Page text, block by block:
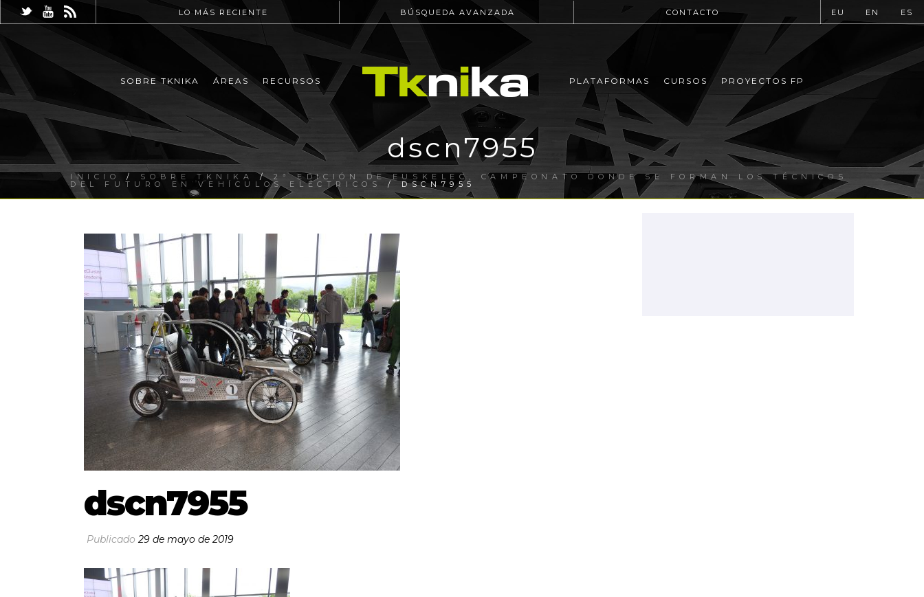
LO MÁS RECIENTE BÚSQUEDA AVANZADA CONTACTO EU EN ES
SOBRE TKNIKA ÁREAS RECURSOS PLATAFORMAS CURSOS PROYECTOS FP
dscn7955
INICIO / SOBRE TKNIKA /2ª EDICIÓN DE EUSKELEC, CAMPEONATO DONDE SE FORMAN LOS TÉCNICOS
DEL FUTURO EN VEHÍCULOS ELÉCTRICOS / DSCN7955
dscn7955
Publicado29 de mayo de 2019